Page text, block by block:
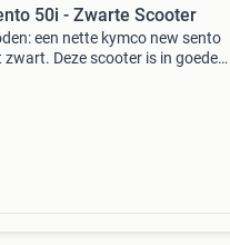
50i - Zwarte Scooter
een nette kymco new sento
zwart. Deze scooter is in goede